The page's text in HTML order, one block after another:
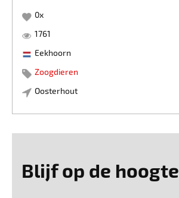
0x
1761
Eekhoorn
Zoogdieren
Oosterhout
Blijf op de hoogte